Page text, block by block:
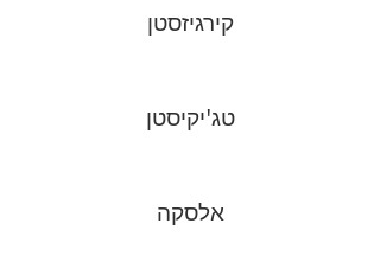
קירגיזסטן
טג'יקיסטן
אלסקה